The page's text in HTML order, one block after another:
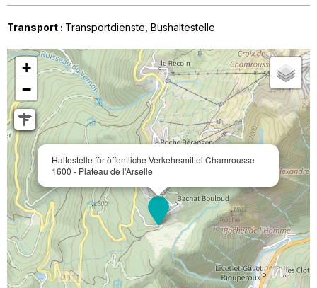
Transport : Transportdienste Bushaltestelle
Haltestelle für öffentliche Verkehrsmittel Chamrousse
1600 - Plateau de l'Arselle
+
−